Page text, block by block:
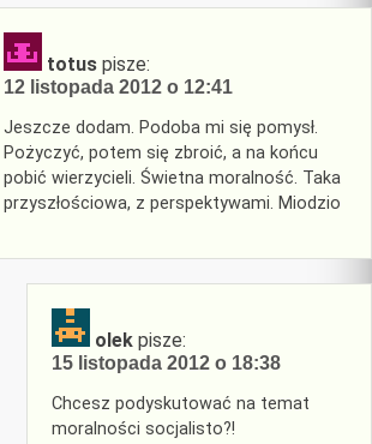
totus pisze:
12 listopada 2012 o 12:41
Jeszcze dodam. Podoba mi się pomysł.
Pożyczyć, potem się zbroić, a na końcu
pobić wierzycieli. Świetna moralność. Taka
przyszłościowa, z perspektywami. Miodzio
olek pisze:
15 listopada 2012 o 18:38
Chcesz podyskutować na temat
moralności socjalisto?!